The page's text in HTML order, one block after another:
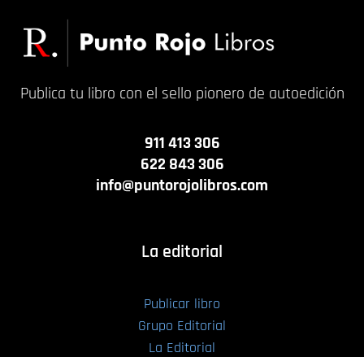
Publica tu libro con el sello pionero de autoedición
911 413 306
622 843 306
info@puntorojolibros.com
La editorial
Publicar libro
Grupo Editorial
La Editorial